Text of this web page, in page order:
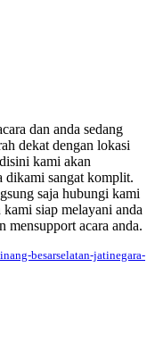
dan anda sedang
dekat dengan lokasi
kami akan
dikami sangat komplit.
saja hubungi kami
siap melayani anda
mensupport acara anda.
besarselatan-jatinegara-